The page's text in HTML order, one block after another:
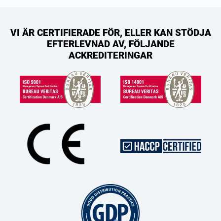
VI ÄR CERTIFIERADE FÖR, ELLER KAN STÖDJA
EFTERLEVNAD AV, FÖLJANDE
ACKREDITERINGAR